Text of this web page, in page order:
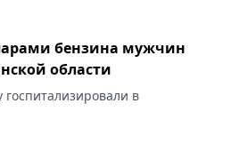
бензина мужчин
области
в